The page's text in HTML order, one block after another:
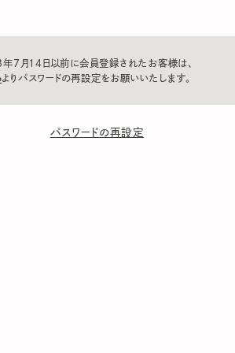
7月14日以前に会員登録されたお客様は、
パスワードの再設定